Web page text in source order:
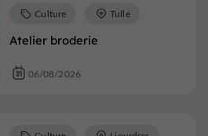
Atelier broderie
Culture Tulle
06/08/2026